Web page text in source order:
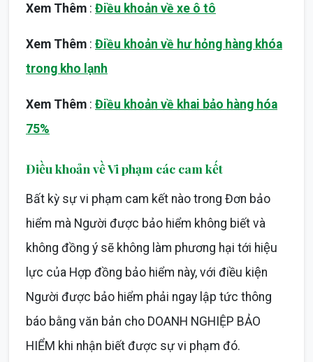
Xem Thêm : Điều khoản về xe ô tô
Xem Thêm : Điều khoản về hư hỏng hàng khóa
trong kho lạnh
Xem Thêm : Điều khoản về khai bảo hàng hóa
75%
Điều khoản về Vi phạm các cam kết
Bất kỳ sự vi phạm cam kết nào trong Đơn bảo
hiểm mà Người được bảo hiểm không biết và
không đồng ý sẽ không làm phương hại tới hiệu
lực của Hợp đồng bảo hiểm này, với điều kiện
Người được bảo hiểm phải ngay lập tức thông
báo bằng văn bản cho DOANH NGHIỆP BẢO
HIỂM khi nhận biết được sự vi phạm đó.